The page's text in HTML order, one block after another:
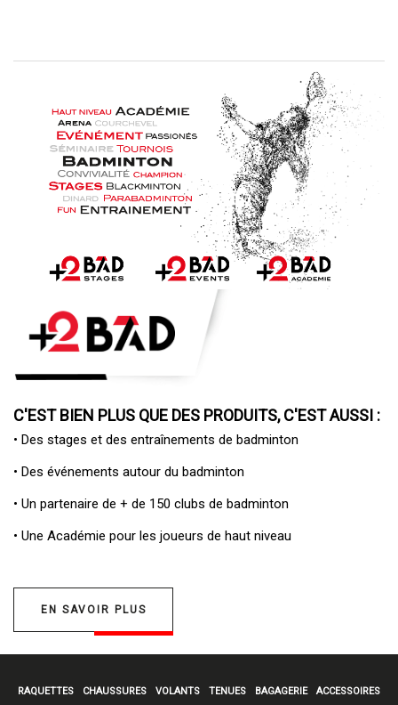
C'EST BIEN PLUS QUE DES PRODUITS, C'EST AUSSI :
• Des stages et des entraînements de badminton
• Des événements autour du badminton
• Un partenaire de + de 150 clubs de badminton
• Une Académie pour les joueurs de haut niveau
EN SAVOIR PLUS
RAQUETTES CHAUSSURES VOLANTS TENUES BAGAGERIE
ACCESSOIRES